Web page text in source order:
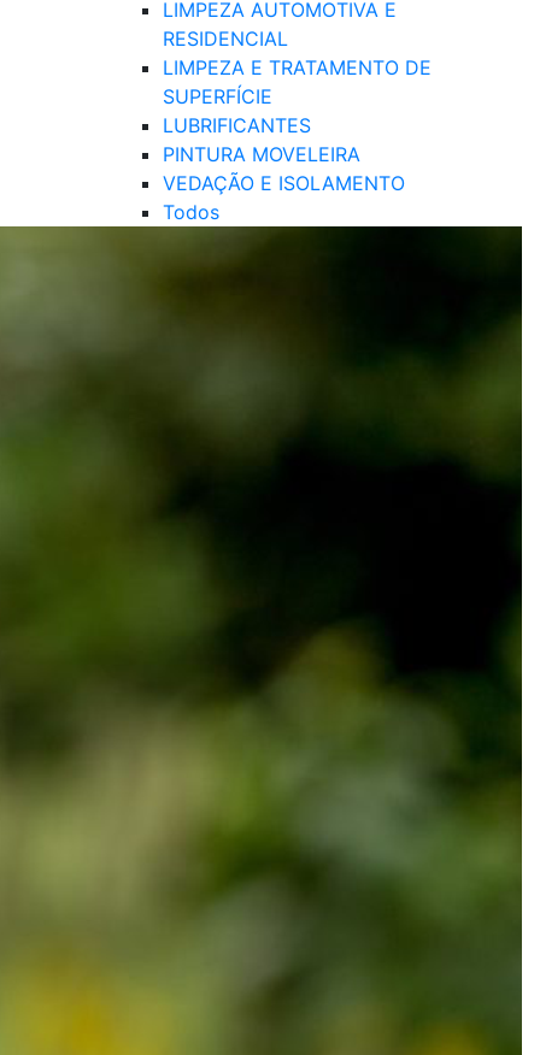
LIMPEZA AUTOMOTIVA E
RESIDENCIAL
LIMPEZA E TRATAMENTO DE
SUPERFÍCIE
LUBRIFICANTES
PINTURA MOVELEIRA
VEDAÇÃO E ISOLAMENTO
Todos